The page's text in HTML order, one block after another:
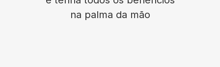
na palma da mão